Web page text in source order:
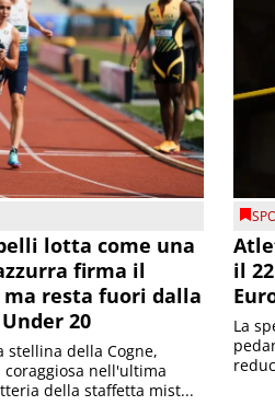
lotta come una
firma il
resta fuori dalla
20
della Cogne,
nell'ultima
della staffetta mist...
il
La